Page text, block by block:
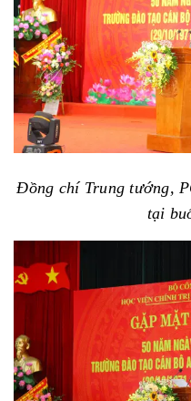
Đồng chí Trung tướng,
tại